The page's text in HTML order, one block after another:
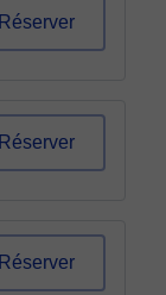
Réserver
Réserver
Réserver